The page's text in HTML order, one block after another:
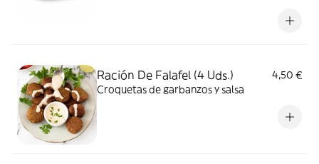
Ración De Falafel (4 Uds.)
4,50 €
Croquetas de garbanzos y salsa